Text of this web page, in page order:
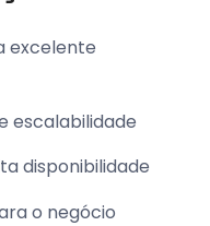
excelente
escalabilidade
disponibilidade
o negócio